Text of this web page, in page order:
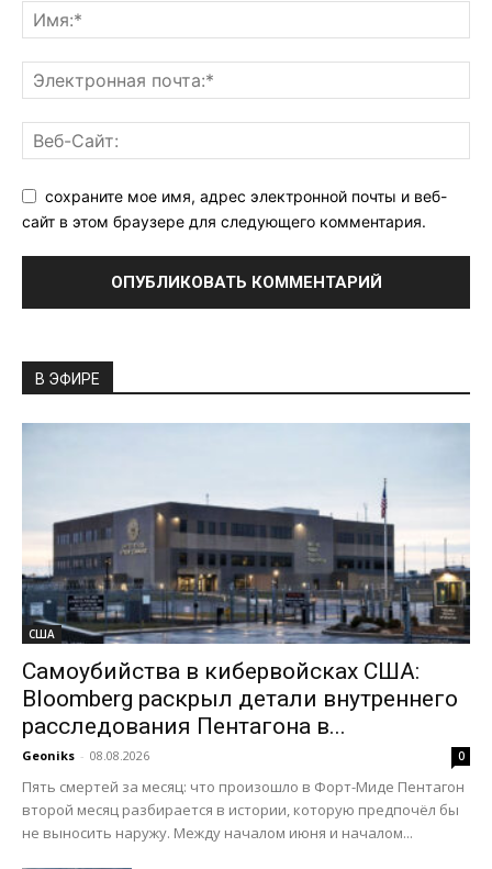
сохраните мое имя, адрес электронной почты и веб-
сайт в этом браузере для следующего комментария.
В ЭФИРЕ
США
Самоубийства в кибервойсках США:
Bloomberg раскрыл детали внутреннего
расследования Пентагона в...
Geoniks - 08.08.2026 0
Пять смертей за месяц: что произошло в Форт-Миде Пентагон
второй месяц разбирается в истории, которую предпочёл бы
не выносить наружу. Между началом июня и началом...